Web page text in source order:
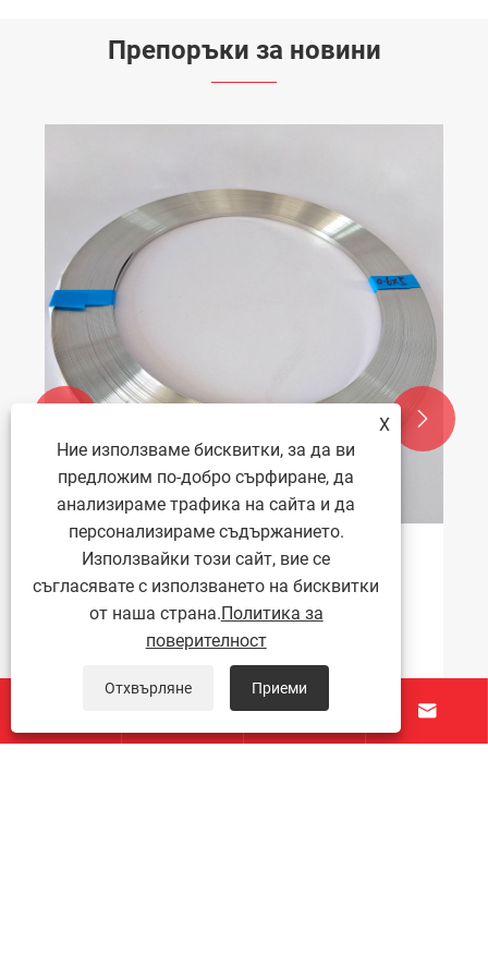
Препоръки за новини
Как да изберем подходящия щифт от
неръждаема стомана според типа на
формата?
Виж повече >>

За нас
 
X
Ние използваме бисквитки, за да ви
предложим по-добро сърфиране, да
анализираме трафика на сайта и да
персонализираме съдържанието.
Използвайки този сайт, вие се
съгласявате с използването на бисквитки
от наша страна.Политика за
поверителност
Отхвърляне Приеми